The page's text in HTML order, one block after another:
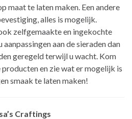
maat te laten maken. Een andere
alles is mogelijk.
zelfgemaakte en ingekochte
aan de sieraden dan
geregeld terwijl u wacht. Kom
producten en zie wat er mogelijk is
smaak te laten maken!
Craftings